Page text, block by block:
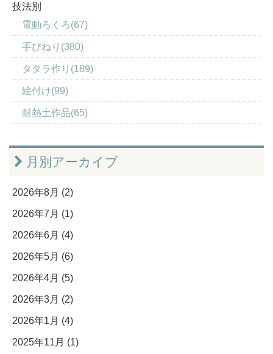
技法別
電動ろくろ(67)
手びねり(380)
タタラ作り(189)
絵付け(99)
耐熱土作品(65)
月別アーカイブ
2026年8月 (2)
2026年7月 (1)
2026年6月 (4)
2026年5月 (6)
2026年4月 (5)
2026年3月 (2)
2026年1月 (4)
2025年11月 (1)